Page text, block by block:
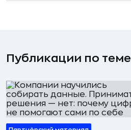
Публикации по теме